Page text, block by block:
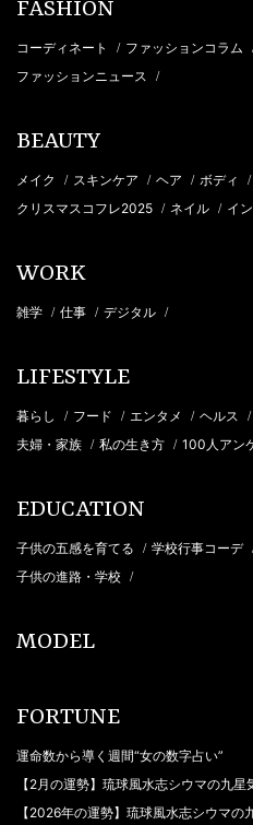
FASHION
コーディネート / ファッションコラム
ファッションニュース /
BEAUTY
メイク / スキンケア / ヘア / ボディ /
クリスマスコフレ2025 / ネイル / イ
WORK
雑学 / 仕事 / デジタル /
LIFESTYLE
暮らし / フード / エンタメ / ヘルス /
夫婦・家族 / 私の生き方 / 100人アン
EDUCATION
子供の五感を育てる / 学校行事コーデ
子供の進路・学校 /
MODEL
FORTUNE
運命数から導く週間“女の数字占い”
【2月の運勢】琉球風水志シウマの九星
【2026年の運勢】琉球風水志シウマの